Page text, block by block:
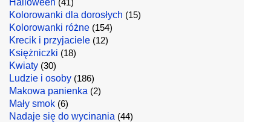
Halloween (41)
Kolorowanki dla dorosłych (15)
Kolorowanki różne (154)
Krecik i przyjaciele (12)
Księżniczki (18)
Kwiaty (30)
Ludzie i osoby (186)
Makowa panienka (2)
Mały smok (6)
Nadaje się do wycinania (44)